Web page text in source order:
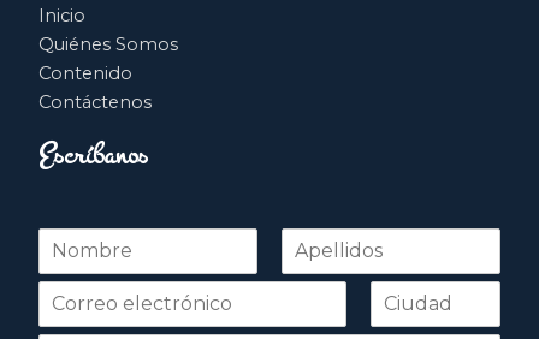
Inicio
Quiénes Somos
Contenido
Contáctenos
Escríbanos
N
m
Nombre Apellidos